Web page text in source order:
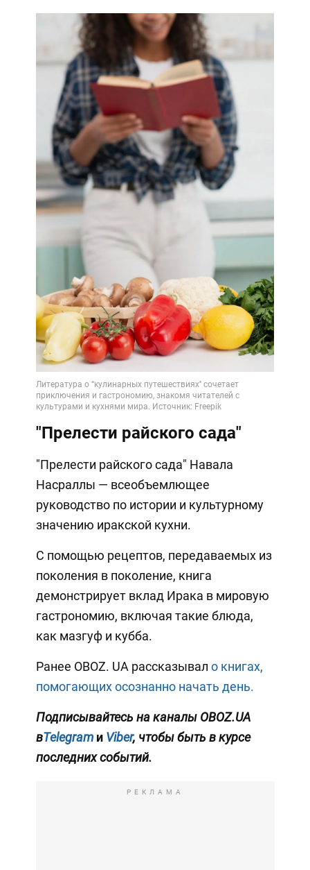
"Прелести райского сада"
"Прелести райского сада" Навала
Насраллы — всеобъемлющее
руководство по истории и культурному
значению иракской кухни.
С помощью рецептов, передаваемых из
поколения в поколение, книга
демонстрирует вклад Ирака в мировую
гастрономию, включая такие блюда,
как мазгуф и кубба.
Ранее OBOZ. UA рассказывал о книгах,
помогающих осознанно начать день.
Подписывайтесь на каналы OBOZ.UA
вTelegramи Viber, чтобы быть в курсе
последних событий.
РЕКЛАМА